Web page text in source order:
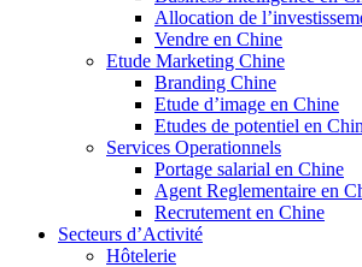
Allocation de
Vendre en Chine
Etude Marketing Chine
Branding Chine
Etude d’image en Chine
Etudes de potentiel en
Services Operationnels
Portage salarial en Chine
Agent Reglementaire en
Recrutement en Chine
Secteurs d’Activité
Hôtelerie